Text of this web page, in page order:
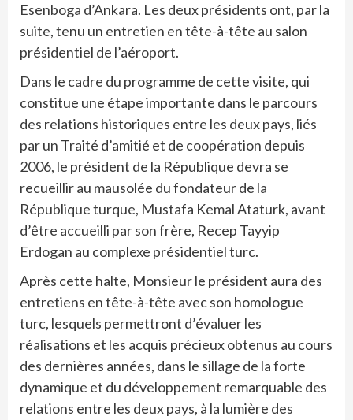
Esenboga d’Ankara. Les deux présidents ont, par la
suite, tenu un entretien en tête-à-tête au salon
présidentiel de l’aéroport.
Dans le cadre du programme de cette visite, qui
constitue une étape importante dans le parcours
des relations historiques entre les deux pays, liés
par un Traité d’amitié et de coopération depuis
2006, le président de la République devra se
recueillir au mausolée du fondateur de la
République turque, Mustafa Kemal Ataturk, avant
d’être accueilli par son frère, Recep Tayyip
Erdogan au complexe présidentiel turc.
Après cette halte, Monsieur le président aura des
entretiens en tête-à-tête avec son homologue
turc, lesquels permettront d’évaluer les
réalisations et les acquis précieux obtenus au cours
des dernières années, dans le sillage de la forte
dynamique et du développement remarquable des
relations entre les deux pays, à la lumière des